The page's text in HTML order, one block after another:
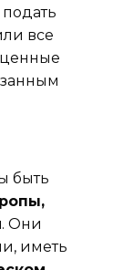
все
ценные
быть
. Они
иметь